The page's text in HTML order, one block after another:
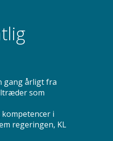
gang årligt fra
som
i
regeringen, KL